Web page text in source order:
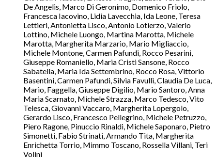
De Angelis, Marco Di Geronimo, Domenico Friolo,
Francesca Iacovino, Lidia Lavecchia, Ida Leone, Teresa
Lettieri, Antonietta Lisco, Antonio Lotierzo, Valerio
Lottino, Michele Luongo, Martina Marotta, Michele
Marotta, Margherita Marzario, Mario Migliaccio,
Michele Montone, Carmen Pafundi, Rocco Pesarini,
Giuseppe Romaniello, Maria Cristi Sansone, Rocco
Sabatella, Maria Ida Settembrino, Rocco Rosa, Vittorio
Basentini, Carmen Pafundi, Silvia Favulli, Claudia De Luca,
Mario, Faggella, Giuseppe Digilio, Mario Santoro, Anna
Maria Scarnato, Michele Strazza, Marco Tedesco, Vito
Telesca, Giovanni Vaccaro, Margherita Lopergolo,
Gerardo Lisco, Francesco Pellegrino, Michele Petruzzo,
Piero Ragone, Pinuccio Rinaldi, Michele Saponaro, Pietro
Simonetti, Fabio Strinati, Armando Tita, Margherita
Enrichetta Torrio, Mimmo Toscano, Rossella Villani, Teri
Volini